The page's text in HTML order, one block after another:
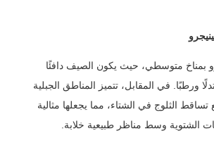
بمناخ متوسطي، حيث يكون الصيف دافئًا
ورطبًا. في المقابل، تتميز المناطق الجبلية
الثلوج في الشتاء، مما يجعلها مثالية
الشتوية وسط مناظر طبيعية خلابة.